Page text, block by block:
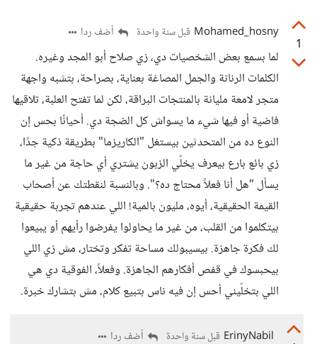
1
Mohamed_hosny قبل سنة واحدة أضف ردا
لما بسمع بعض الشخصيات دي، زي صلاح أبو المجد وغيره.
الكلمات الرنانة والجمل المصاغة بعناية، بصراحة، بتشبه واجهة
متجر لامعة مليانة بالمنتجات البراقة، لكن لما تفتح العلبة، تلاقيها
فاضية أو فيها شيء ما يسواش كل الضجة دي. أحيانًا بحس إن
النوع ده من المتحدثين بيستغل "الكاريزما" بطريقة ذكية جدًا،
زي بائع بارع بيعرف يخلّي الزبون يشتري أي حاجة من غير ما
يسأل "هل أنا فعلاً محتاج ده؟". وبالنسبة لنقطتك عن أصحاب
القيمة الحقيقية، أيوه، مليون بالمية! اللي عندهم تجربة حقيقية
بيتكلموا من القلب، من غير ما يحاولوا يفرضوا رأيهم أو يبيعوا
لك فكرة جاهزة. بيسيبولك مساحة تفكر وتختار، مش زي اللي
بيحبسوك في قفص أفكارهم الجاهزة. وفعلاً، الفوقية دي هي
اللي بتخلّيني أحس إن فيه ناس بتبيع كلام، مش بتشارك خبرة.
ErinyNabil قبل سنة واحدة أضف ردا